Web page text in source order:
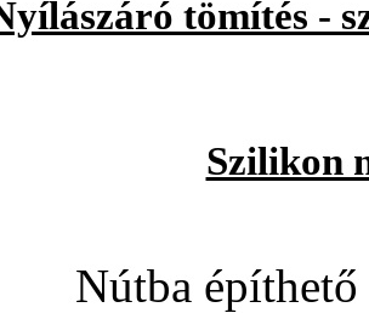
tömítés -
Szilikon
Nútba